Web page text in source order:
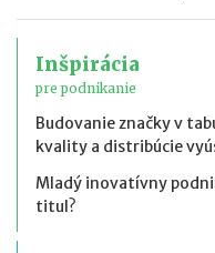
Inšpirácia
pre podnikanie
Budovanie značky v
kvality a distribúcie
Mladý inovatívny
titul?